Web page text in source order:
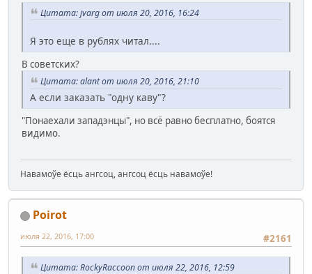
Цитата: jvarg от июля 20, 2016, 16:24
Я это еще в рублях читал....
В советских?
Цитата: alant от июля 20, 2016, 21:10
А если заказать "одну каву"?
"Понаехали западэнцы", но всё равно бесплатно, боятся
видимо.
Навамоўе ёсць ангсоц, ангсоц ёсць навамоўе!
Poirot
#2161
июля 22, 2016, 17:00
Цитата: RockyRaccoon от июля 22, 2016, 12:59